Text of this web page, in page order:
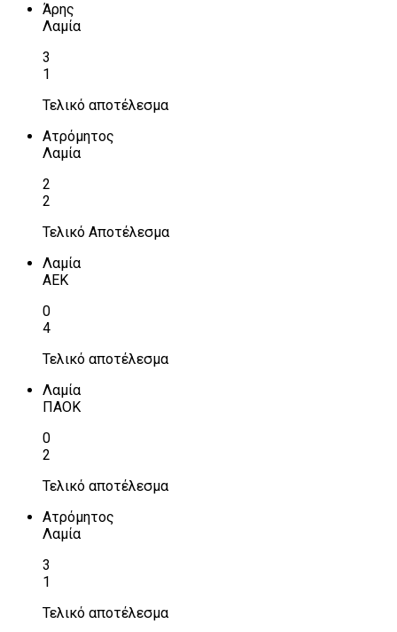
Άρης
Λαμία
3
1
Τελικό αποτέλεσμα
Ατρόμητος
Λαμία
2
2
Τελικό Αποτέλεσμα
Λαμία
ΑΕΚ
0
4
Τελικό αποτέλεσμα
Λαμία
ΠΑΟΚ
0
2
Τελικό αποτέλεσμα
Ατρόμητος
Λαμία
3
1
Τελικό αποτέλεσμα